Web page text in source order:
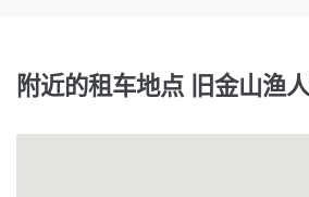
附近的租车地点 旧金山渔